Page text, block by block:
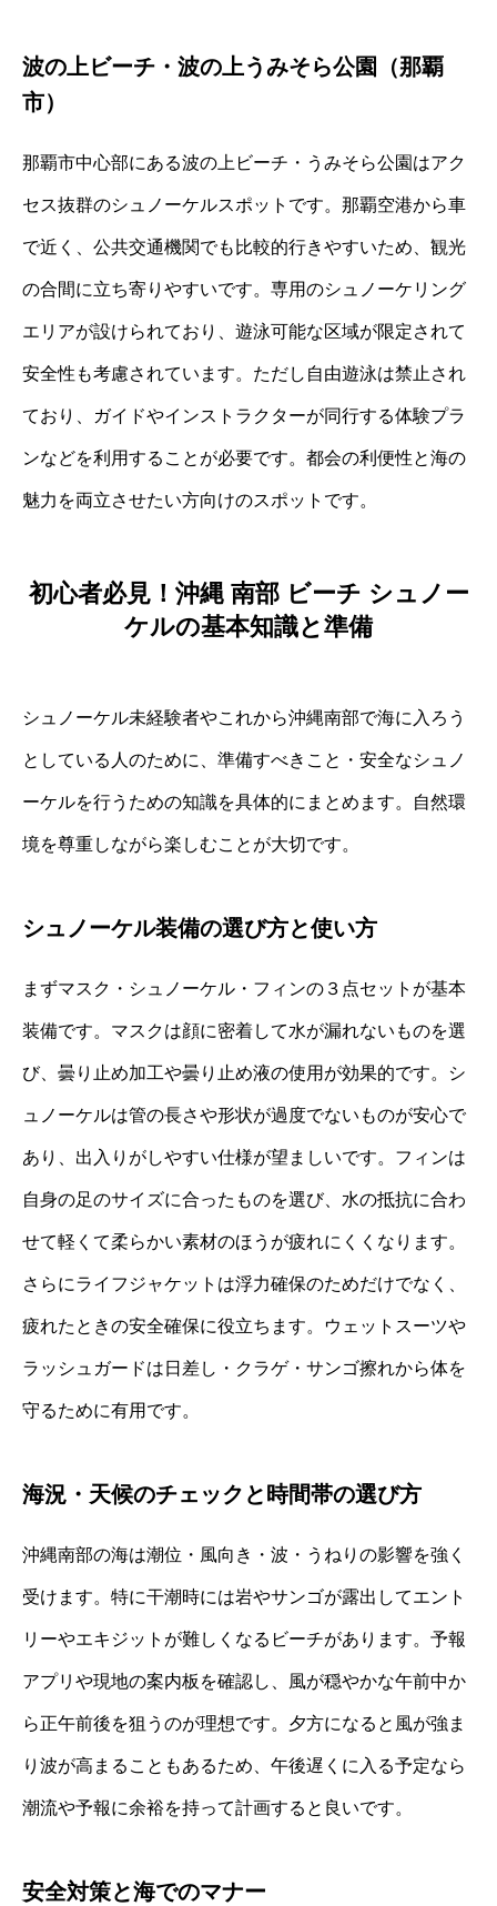
波の上ビーチ・波の上うみそら公園（那覇
市）
那覇市中心部にある波の上ビーチ・うみそら公園はアク
セス抜群のシュノーケルスポットです。那覇空港から車
で近く、公共交通機関でも比較的行きやすいため、観光
の合間に立ち寄りやすいです。専用のシュノーケリング
エリアが設けられており、遊泳可能な区域が限定されて
安全性も考慮されています。ただし自由遊泳は禁止され
ており、ガイドやインストラクターが同行する体験プラ
ンなどを利用することが必要です。都会の利便性と海の
魅力を両立させたい方向けのスポットです。
初心者必見！沖縄 南部 ビーチ シュノー
ケルの基本知識と準備
シュノーケル未経験者やこれから沖縄南部で海に入ろう
としている人のために、準備すべきこと・安全なシュノ
ーケルを行うための知識を具体的にまとめます。自然環
境を尊重しながら楽しむことが大切です。
シュノーケル装備の選び方と使い方
まずマスク・シュノーケル・フィンの３点セットが基本
装備です。マスクは顔に密着して水が漏れないものを選
び、曇り止め加工や曇り止め液の使用が効果的です。シ
ュノーケルは管の長さや形状が過度でないものが安心で
あり、出入りがしやすい仕様が望ましいです。フィンは
自身の足のサイズに合ったものを選び、水の抵抗に合わ
せて軽くて柔らかい素材のほうが疲れにくくなります。
さらにライフジャケットは浮力確保のためだけでなく、
疲れたときの安全確保に役立ちます。ウェットスーツや
ラッシュガードは日差し・クラゲ・サンゴ擦れから体を
守るために有用です。
海況・天候のチェックと時間帯の選び方
沖縄南部の海は潮位・風向き・波・うねりの影響を強く
受けます。特に干潮時には岩やサンゴが露出してエント
リーやエキジットが難しくなるビーチがあります。予報
アプリや現地の案内板を確認し、風が穏やかな午前中か
ら正午前後を狙うのが理想です。夕方になると風が強ま
り波が高まることもあるため、午後遅くに入る予定なら
潮流や予報に余裕を持って計画すると良いです。
安全対策と海でのマナー